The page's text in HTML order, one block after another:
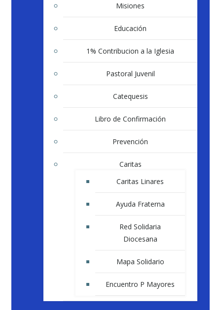
Misiones
Educación
1% Contribucion a la Iglesia
Pastoral Juvenil
Catequesis
Libro de Confirmación
Prevención
Caritas
Caritas Linares
Ayuda Fraterna
Red Solidaria
Diocesana
Mapa Solidario
Encuentro P Mayores